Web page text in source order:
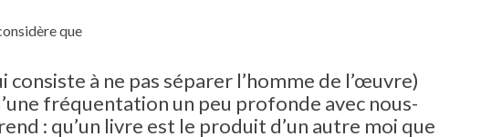
que
consiste à ne pas séparer l’homme de l’œuvre)
fréquentation un peu profonde avec nous-
: qu’un livre est le produit d’un autre moi que